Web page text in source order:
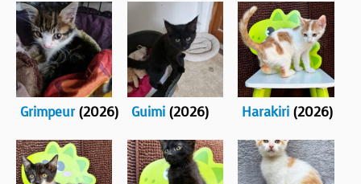
Grimpeur (2026) Guimi (2026) Harakiri (2026)